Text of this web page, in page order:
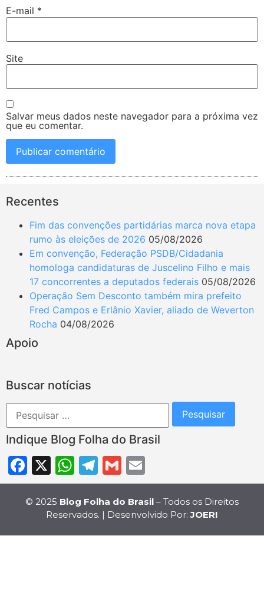
E-mail *
Site
Salvar meus dados neste navegador para a próxima vez
que eu comentar.
Recentes
Fim das convenções partidárias marca nova etapa
rumo às eleições de 2026 05/08/2026
Em convenção, Federação PSDB/Cidadania
homologa candidaturas de Juscelino Filho e mais
17 concorrentes a deputados federais 05/08/2026
Operação Sem Desconto também mira prefeito
Fred Campos e Erlânio Xavier, aliado de Weverton
Rocha 04/08/2026
Apoio
Buscar notícias
Indique Blog Folha do Brasil
Facebook
X WhatsApp
Telegram
Gmail
© 2025 Blog Folha do Brasil – Todos os Direitos
Reservados. | Desenvolvido Por:JOERI